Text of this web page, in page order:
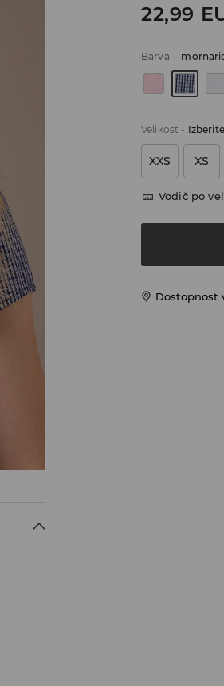
22,99
Barva -
Velikost -
XXS XS
Vodič po
Dostopnost